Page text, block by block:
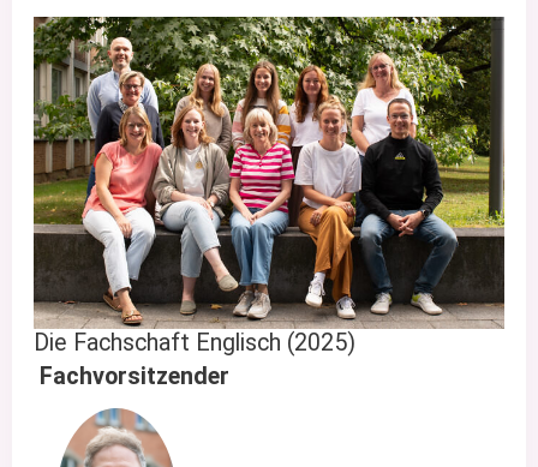
Die Fachschaft Englisch (2025)
Fachvorsitzender